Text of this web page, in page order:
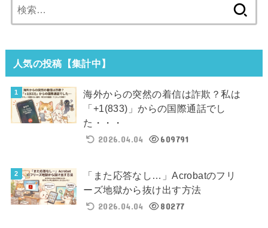
索:
人気の投稿【集計中】
海外からの突然の着信は詐欺？私は
「+1(833)」からの国際通話でし
た・・・
2026.04.04
609791
「また応答なし…」Acrobatのフリ
ーズ地獄から抜け出す方法
2026.04.04
80277